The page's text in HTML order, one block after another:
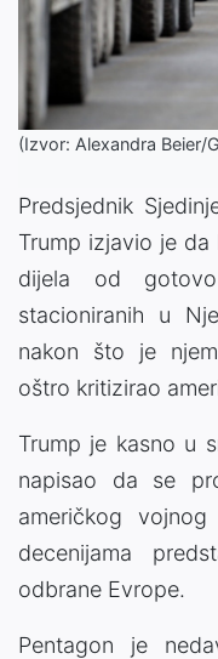
(Izvor: Alexandra Beier/
Predsjednik
Trump izjavio je
dijela od
stacioniranih u
nakon što je
oštro kritizirao
Trump je kasno u
napisao da se
američkog
decenijama
odbrane Evrope.
Pentagon je